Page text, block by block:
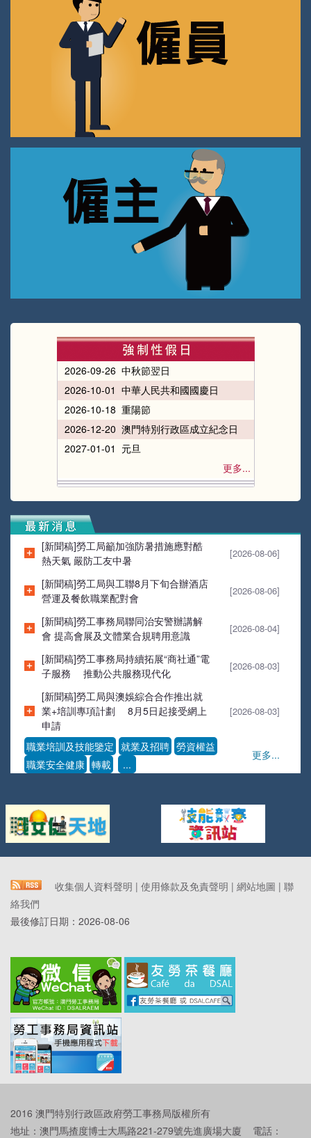
2026-09-26 中秋節翌日
2026-10-01 中華人民共和國國慶日
2026-10-18 重陽節
2026-12-20 澳門特別行政區成立紀念日
2027-01-01 元旦
更多...
[新聞稿]勞工局籲加強防暑措施應對酷
熱天氣 嚴防工友中暑
[2026-08-06]
[新聞稿]勞工局與工聯8月下旬合辦酒店
營運及餐飲職業配對會
[2026-08-06]
[新聞稿]勞工事務局聯同治安警辦講解
會 提高會展及文體業合規聘用意識
[2026-08-04]
[新聞稿]勞工事務局持續拓展“商社通”電
子服務 推動公共服務現代化
[2026-08-03]
[新聞稿]勞工局與澳娛綜合合作推出就
業+培訓專項計劃 8月5日起接受網上
申請
[2026-08-03]
職業培訓及技能鑒定 就業及招聘 勞資權益
職業安全健康 轉載 ...
更多...
收集個人資料聲明 | 使用條款及免責聲明 | 網站地圖 | 聯
絡我們
最後修訂日期： 2026-08-06
2016 澳門特別行政區政府勞工事務局版權所有
地址：澳門馬揸度博士大馬路221-279號先進廣場大廈 電話：